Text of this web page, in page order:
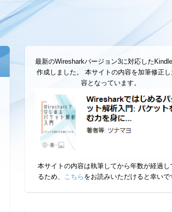
最新のWiresharkバージョン3に対応した
作成しました。 本サイトの内容を加筆修正し
容となっています。
本サイトの内容は執筆してから年数が経過し
るため、 こちら をお読みいただけると幸いで